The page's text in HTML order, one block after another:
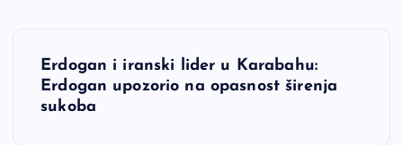
NErdogan i iranski lider u Karabahu:
Erdogan upozorio na opasnost širenja
sukoba